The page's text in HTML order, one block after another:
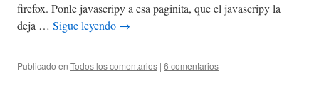
firefox. Ponle javascripy a esa paginita, que el javascripy la
deja … Sigue leyendo →
Publicado en Todos los comentarios | 6 comentarios